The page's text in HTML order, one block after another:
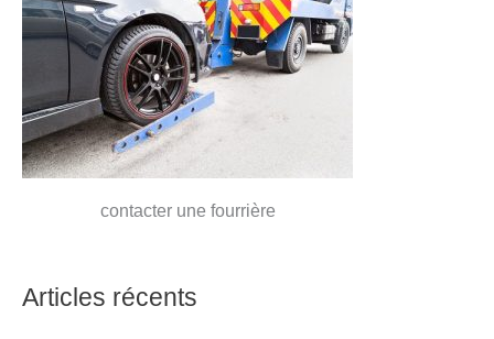
contacter une fourrière
Articles récents